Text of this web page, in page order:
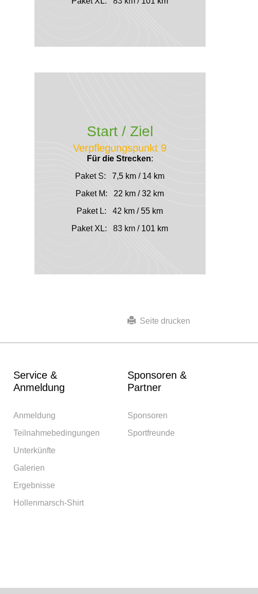
Start / Ziel
Verpflegungspunkt 9
Für die Strecken:
Paket S: 7,5 km / 14 km
Paket M: 22 km / 32 km
Paket L: 42 km / 55 km
Paket XL: 83 km / 101 km
Seite drucken
Service &
Anmeldung
Anmeldung
Teilnahmebedingungen
Unterkünfte
Galerien
Ergebnisse
Hollenmarsch-Shirt
Sponsoren &
Partner
Sponsoren
Sportfreunde